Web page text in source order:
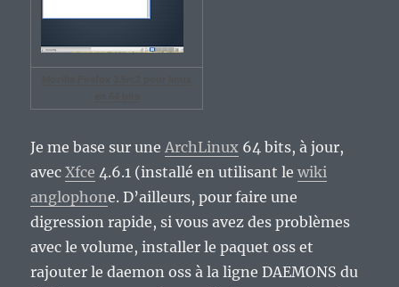
Je me base sur uneArchLinux 64 bits, à jour,
avecXfce 4.6.1 (installé en utilisant lewiki
anglophone. D’ailleurs, pour faire une
digression rapide, si vous avez des problèmes
avec le volume, installer le paquet oss et
rajouter le daemon oss à la ligne DAEMONS du